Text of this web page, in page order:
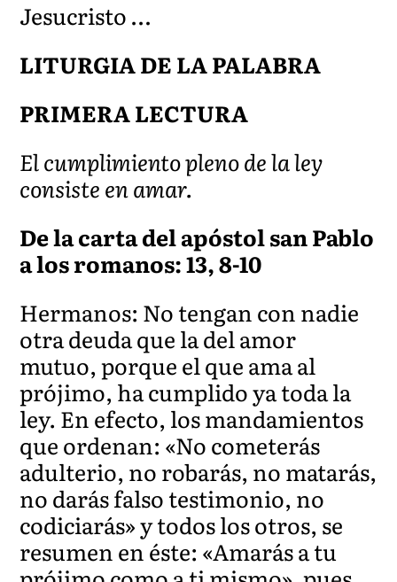
Jesucristo …
LITURGIA DE LA PALABRA
PRIMERA LECTURA
El cumplimiento pleno de la ley
consiste en amar.
De la carta del apóstol san Pablo
a los romanos: 13, 8-10
Hermanos: No tengan con nadie
otra deuda que la del amor
mutuo, porque el que ama al
prójimo, ha cumplido ya toda la
ley. En efecto, los mandamientos
que ordenan: «No cometerás
adulterio, no robarás, no matarás,
no darás falso testimonio, no
codiciarás» y todos los otros, se
resumen en éste: «Amarás a tu